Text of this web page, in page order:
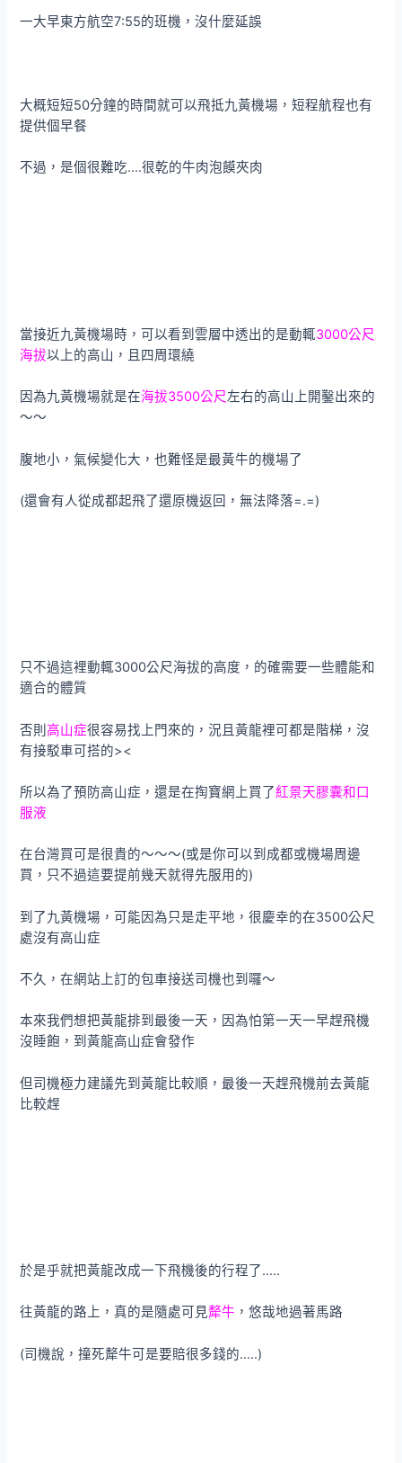
一大早東方航空7:55的班機，沒什麼延誤
大概短短50分鐘的時間就可以飛抵九黃機場，短程航程也有
提供個早餐
不過，是個很難吃….很乾的牛肉泡饃夾肉
當接近九黃機場時，可以看到雲層中透出的是動輒3000公尺
海拔以上的高山，且四周環繞
因為九黃機場就是在海拔3500公尺左右的高山上開鑿出來的
～～
腹地小，氣候變化大，也難怪是最黃牛的機場了
(還會有人從成都起飛了還原機返回，無法降落=.=)
只不過這裡動輒3000公尺海拔的高度，的確需要一些體能和
適合的體質
否則高山症很容易找上門來的，況且黃龍裡可都是階梯，沒
有接駁車可搭的><
所以為了預防高山症，還是在掏寶網上買了紅景天膠囊和口
服液
在台灣買可是很貴的～～～(或是你可以到成都或機場周邊
買，只不過這要提前幾天就得先服用的)
到了九黃機場，可能因為只是走平地，很慶幸的在3500公尺
處沒有高山症
不久，在網站上訂的包車接送司機也到囉～
本來我們想把黃龍排到最後一天，因為怕第一天一早趕飛機
沒睡飽，到黃龍高山症會發作
但司機極力建議先到黃龍比較順，最後一天趕飛機前去黃龍
比較趕
於是乎就把黃龍改成一下飛機後的行程了…..
往黃龍的路上，真的是隨處可見犛牛 ，悠哉地過著馬路
(司機說，撞死犛牛可是要賠很多錢的…..)